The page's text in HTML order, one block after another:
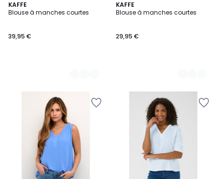
KAFFE
Blouse à manches courtes
39,95 €
2
Couleurs
KAFFE
Blouse à manches courtes
29,95 €
2
Couleurs